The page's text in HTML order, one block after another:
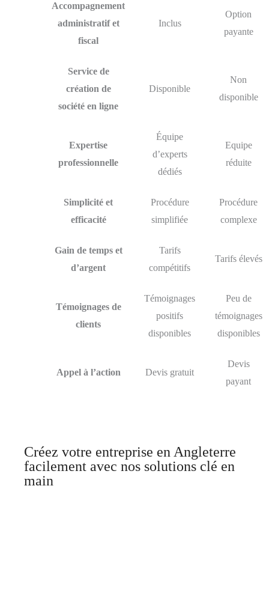
Accompagnement
administratif et
fiscal
Inclus
Option
payante
Service de
création de
société en ligne
Disponible
Non
disponible
Expertise
professionnelle
Équipe
d’experts
dédiés
Equipe
réduite
Simplicité et
efficacité
Procédure
simplifiée
Procédure
complexe
Gain de temps et
d’argent
Tarifs
compétitifs
Tarifs élevés
Témoignages de
clients
Témoignages
positifs
disponibles
Peu de
témoignages
disponibles
Appel à l’action Devis gratuit
Devis
payant
Créez votre entreprise en Angleterre
facilement avec nos solutions clé en
main